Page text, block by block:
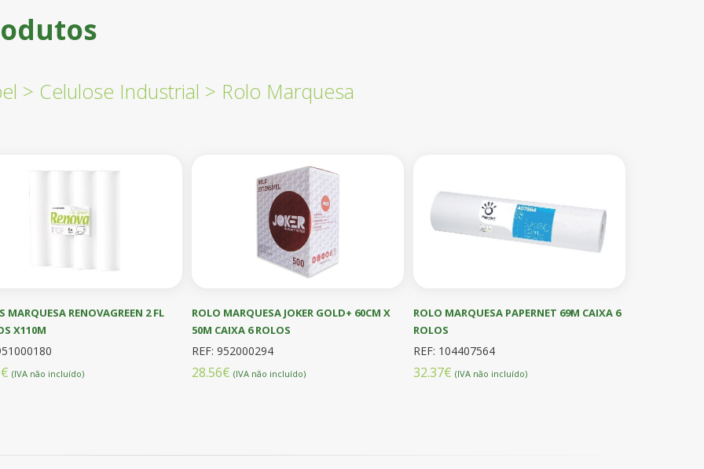
> Celulose Industrial > Rolo Marquesa
MARQUESA RENOVAGREEN 2 FL
X110M
(IVA não incluído)
ROLO MARQUESA JOKER GOLD+ 60CM X
50M CAIXA 6 ROLOS
REF: 952000294
28.56€ (IVA não incluído)
ROLO MARQUESA PAPERNET 69M CAIXA 6
ROLOS
REF: 104407564
32.37€(IVA não incluído)